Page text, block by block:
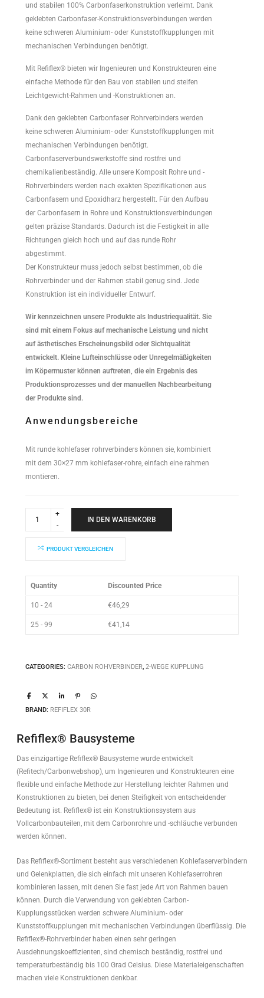
und stabilen 100% Carbonfaserkonstruktion verleimt. Dank
geklebten Carbonfaser-Konstruktionsverbindungen werden
keine schweren Aluminium- oder Kunststoffkupplungen mit
mechanischen Verbindungen benötigt.
Mit Refiflex® bieten wir Ingenieuren und Konstrukteuren eine
einfache Methode für den Bau von stabilen und steifen
Leichtgewicht-Rahmen und -Konstruktionen an.
Dank den geklebten Carbonfaser Rohrverbinders werden
keine schweren Aluminium- oder Kunststoffkupplungen mit
mechanischen Verbindungen benötigt.
Carbonfaserverbundswerkstoffe sind rostfrei und
chemikalienbeständig. Alle unsere Komposit Rohre und -
Rohrverbinders werden nach exakten Spezifikationen aus
Carbonfasern und Epoxidharz hergestellt. Für den Aufbau
der Carbonfasern in Rohre und Konstruktionsverbindungen
gelten präzise Standards. Dadurch ist die Festigkeit in alle
Richtungen gleich hoch und auf das runde Rohr
abgestimmt.
Der Konstrukteur muss jedoch selbst bestimmen, ob die
Rohrverbinder und der Rahmen stabil genug sind. Jede
Konstruktion ist ein individueller Entwurf.
Wir kennzeichnen unsere Produkte als Industriequalität. Sie
sind mit einem Fokus auf mechanische Leistung und nicht
auf ästhetisches Erscheinungsbild oder Sichtqualität
entwickelt. Kleine Lufteinschlüsse oder Unregelmäßigkeiten
im Köpermuster können auftreten, die ein Ergebnis des
Produktionsprozesses und der manuellen Nachbearbeitung
der Produkte sind.
Anwendungsbereiche
Mit runde kohlefaser rohrverbinders können sie, kombiniert
mit dem 30×27 mm kohlefaser-rohre, einfach eine rahmen
montieren.
quantity
IN DEN WARENKORB
PRODUKT VERGLEICHEN
Quantity Discounted Price
10 - 24 €46,29
25 - 99 €41,14
CATEGORIES: CARBON ROHVERBINDER, 2-WEGE KUPPLUNG
BRAND: REFIFLEX 30R
Refiflex® Bausysteme
Das einzigartige Refiflex® Bausysteme wurde entwickelt
(Refitech/Carbonwebshop), um Ingenieuren und Konstrukteuren eine
flexible und einfache Methode zur Herstellung leichter Rahmen und
Konstruktionen zu bieten, bei denen Steifigkeit von entscheidender
Bedeutung ist. Refiflex® ist ein Konstruktionssystem aus
Vollcarbonbauteilen, mit dem Carbonrohre und -schläuche verbunden
werden können.
Das Refiflex®-Sortiment besteht aus verschiedenen Kohlefaserverbindern
und Gelenkplatten, die sich einfach mit unseren Kohlefaserrohren
kombinieren lassen, mit denen Sie fast jede Art von Rahmen bauen
können. Durch die Verwendung von geklebten Carbon-
Kupplungsstücken werden schwere Aluminium- oder
Kunststoffkupplungen mit mechanischen Verbindungen überflüssig. Die
Refiflex®-Rohrverbinder haben einen sehr geringen
Ausdehnungskoeffizienten, sind chemisch beständig, rostfrei und
temperaturbeständig bis 100 Grad Celsius. Diese Materialeigenschaften
machen viele Konstruktionen denkbar.